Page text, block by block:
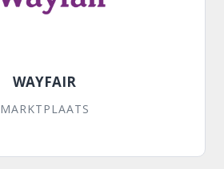
WAYFAIR
MARKTPLAATS